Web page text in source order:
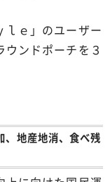
ｌｅ」のユーザー
ンドポーチを３
地産地消、食べ残